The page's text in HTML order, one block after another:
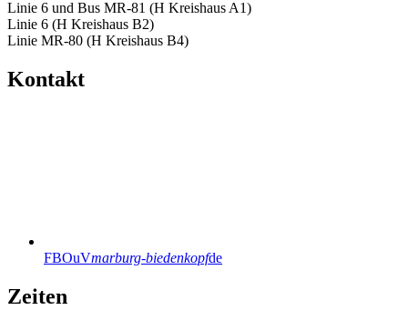
Linie 6 und Bus MR-81 (H Kreishaus A1)
Linie 6 (H Kreishaus B2)
Linie MR-80 (H Kreishaus B4)
Kontakt
FBOuVmarburg-biedenkopfde
Zeiten